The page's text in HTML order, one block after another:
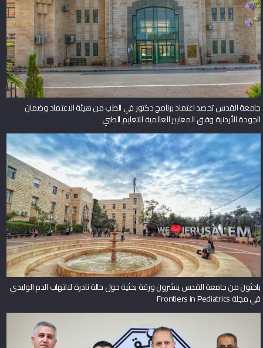
جامعة القدس تحصد اعتماد برنامج دكتور في الطب من هيئة الاعتماد وضمان
الجودة الأردنية وفق المعايير العالمية للتعليم الطبي
باحثون من جامعة القدس ينشرون ورقة بحثية حول حالة نادرة لالتهاب الدم الوليدي
في مجلة Frontiers in Pediatrics